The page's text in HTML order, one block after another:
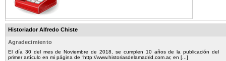
Historiador Alfredo Chiste
Agradecimiento
El día 30 del mes de Noviembre de 2018, se cumplen 10 años de la publicación del
primer artículo en mi página de “http://www.historiasdelamadrid.com.ar, en [...]